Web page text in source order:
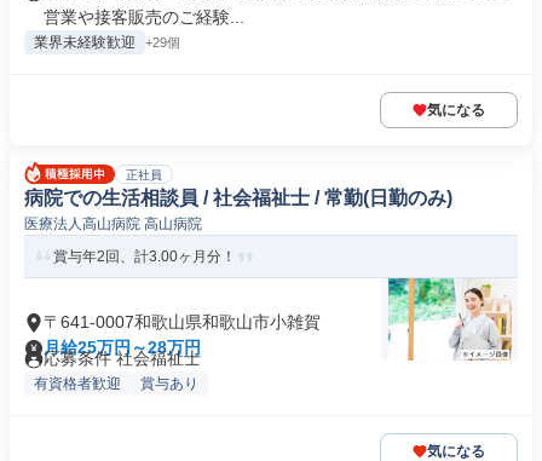
営業や接客販売のご経験...
業界未経験歓迎 +29個
気になる
正社員
病院での生活相談員 / 社会福祉士 / 常勤(日勤のみ)
医療法人高山病院 高山病院
賞与年2回、計3.00ヶ月分！
〒641-0007和歌山県和歌山市小雑賀
月給25万円～28万円
応募条件 社会福祉士
有資格者歓迎 賞与あり
気になる